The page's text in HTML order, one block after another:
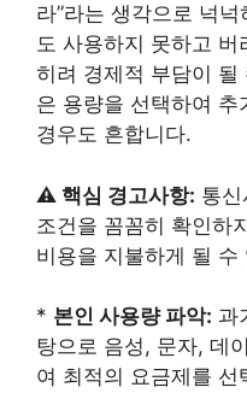
라”라는 생각으로 넉
도 사용하지 못하고
히려 경제적 부담이 될
은 용량을 선택하여
경우도 흔합니다.
⚠️ 핵심 경고사항: 통
조건을 꼼꼼히 확인하
비용을 지불하게 될 수
* 본인 사용량 파악: 과
탕으로 음성, 문자, 데
여 최적의 요금제를 선